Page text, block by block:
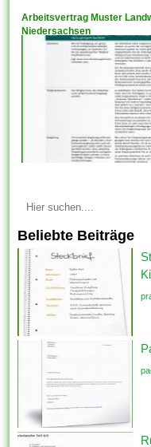
Arbeitsvertrag Muster
Niedersachsen
Beliebte Beiträge